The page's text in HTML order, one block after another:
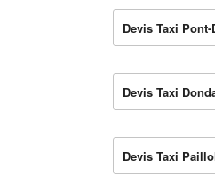
Devis Taxi Pont-
Devis Taxi
Devis Taxi